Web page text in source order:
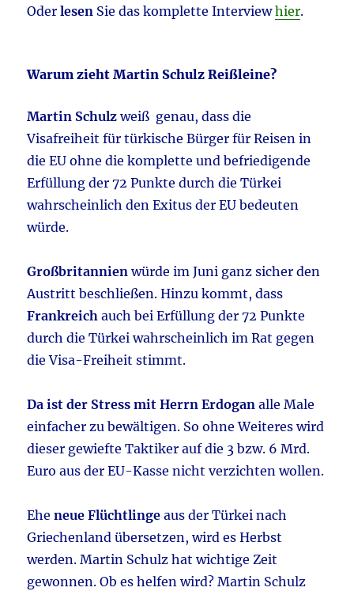
Oderlesen Sie das komplette Interviewhier.
Warum zieht Martin Schulz Reißleine?
Martin Schulzweiß genau, dass die
Visafreiheit für türkische Bürger für Reisen in
die EU ohne die komplette und befriedigende
Erfüllung der 72 Punkte durch die Türkei
wahrscheinlich den Exitus der EU bedeuten
würde.
Großbritannienwürde im Juni ganz sicher den
Austritt beschließen. Hinzu kommt, dass
Frankreich auch bei Erfüllung der 72 Punkte
durch die Türkei wahrscheinlich im Rat gegen
die Visa-Freiheit stimmt.
Da ist der Stress mit Herrn Erdogan alle Male
einfacher zu bewältigen. So ohne Weiteres wird
dieser gewiefte Taktiker auf die 3 bzw. 6 Mrd.
Euro aus der EU-Kasse nicht verzichten wollen.
Eheneue Flüchtlinge aus der Türkei nach
Griechenland übersetzen, wird es Herbst
werden. Martin Schulz hat wichtige Zeit
gewonnen. Ob es helfen wird? Martin Schulz